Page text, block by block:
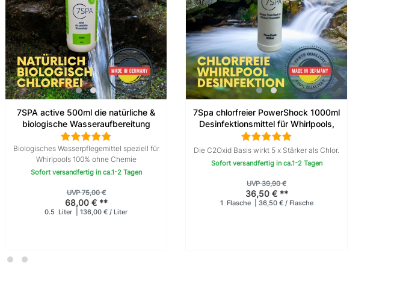
7SPA active 500ml die natürliche &
biologische Wasseraufbereitung
100% Chemie & chlorfreie
Whirlpooldesinfektion
Biologisches Wasserpflegemittel speziell für
Whirlpools 100% ohne Chemie
Sofort versandfertig in ca.1-2 Tagen
UVP 75,00 €
68,00 € **
0.5 Liter | 136,00 € / Liter
7Spa chlorfreier PowerShock 1000ml
Desinfektionsmittel für Whirlpools,
Wasserpflege Whirlpoolpflegemittel
Die C2Oxid Basis wirkt 5 x Stärker als Chlor.
Sofort versandfertig in ca.1-2 Tagen
UVP 39,90 €
36,50 € **
1 Flasche | 36,50 € / Flasche